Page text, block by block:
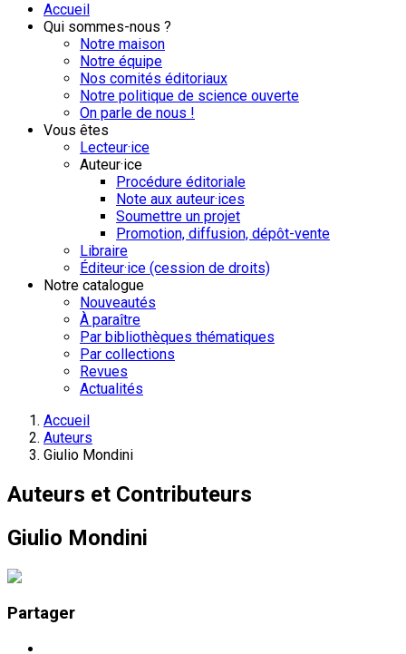
Accueil
Qui sommes-nous ?
Notre maison
Notre équipe
Nos comités éditoriaux
Notre politique de science ouverte
On parle de nous !
Vous êtes
Lecteur·ice
Auteur·ice
Procédure éditoriale
Note aux auteur·ices
Soumettre un projet
Promotion, diffusion, dépôt-vente
Libraire
Éditeur·ice (cession de droits)
Notre catalogue
Nouveautés
À paraître
Par bibliothèques thématiques
Par collections
Revues
Actualités
Accueil
Auteurs
Giulio Mondini
Auteurs et Contributeurs
Giulio Mondini
Partager